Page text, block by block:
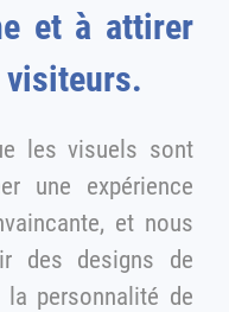
visiteurs.
une expérience
et nous
personnalité de